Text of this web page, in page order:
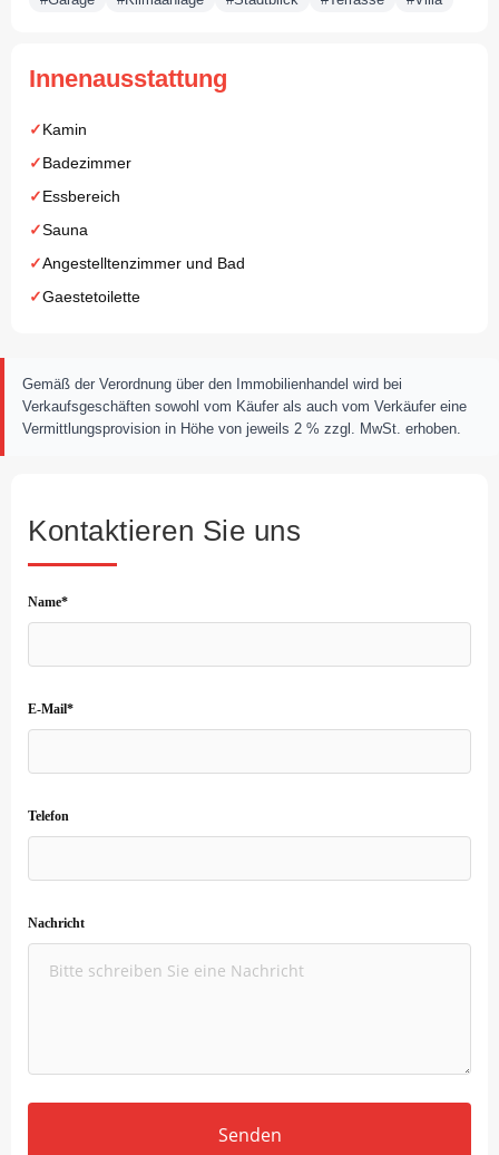
Innenausstattung
Kamin
Badezimmer
Essbereich
Sauna
Angestelltenzimmer und Bad
Gaestetoilette
Gemäß der Verordnung über den Immobilienhandel wird bei
Verkaufsgeschäften sowohl vom Käufer als auch vom Verkäufer eine
Vermittlungsprovision in Höhe von jeweils 2 % zzgl. MwSt. erhoben.
Kontaktieren Sie uns
Name*
E-Mail*
Telefon
Nachricht
Senden